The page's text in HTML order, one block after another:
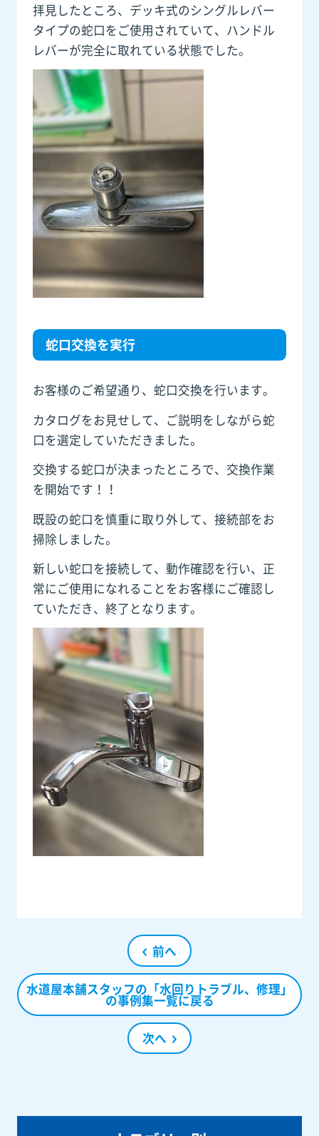
拝見したところ、デッキ式のシングルレバー
タイプの蛇口をご使用されていて、ハンドル
レバーが完全に取れている状態でした。
蛇口交換を実行
お客様のご希望通り、蛇口交換を行います。
カタログをお見せして、ご説明をしながら蛇
口を選定していただきました。
交換する蛇口が決まったところで、交換作業
を開始です！！
既設の蛇口を慎重に取り外して、接続部をお
掃除しました。
新しい蛇口を接続して、動作確認を行い、正
常にご使用になれることをお客様にご確認し
ていただき、終了となります。
前へ
水道屋本舗スタッフの「水回りトラブル、修理」
の事例集一覧に戻る
次へ